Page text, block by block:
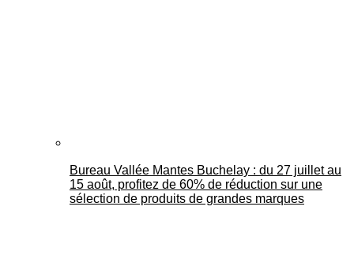
Bureau Vallée Mantes Buchelay : du 27 juillet au
15 août, profitez de 60% de réduction sur une
sélection de produits de grandes marques